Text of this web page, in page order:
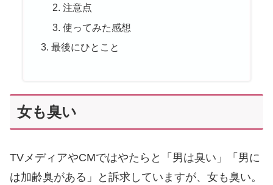
注意点
使ってみた感想
最後にひとこと
女も臭い
TVメディアやCMではやたらと「男は臭い」「男に
は加齢臭がある」と訴求していますが、女も臭い。